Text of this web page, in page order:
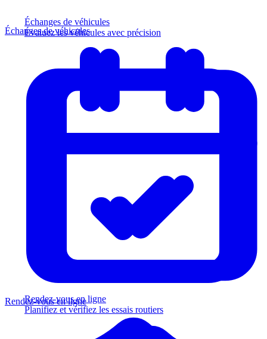
Échanges de véhicules
Évaluez les véhicules avec précision
Rendez-vous en ligne
Planifiez et vérifiez les essais routiers
Échanges de véhicules
Rendez-vous en ligne